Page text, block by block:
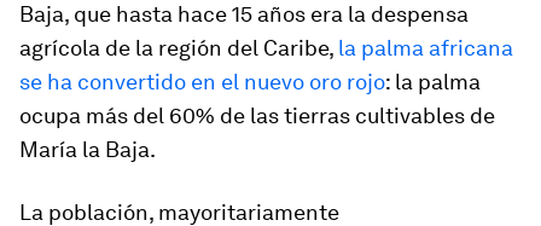
Baja, que hasta hace 15 años era la despensa
agrícola de la región del Caribe, la palma africana
se ha convertido en el nuevo oro rojo: la palma
ocupa más del 60% de las tierras cultivables de
María la Baja.
La población, mayoritariamente